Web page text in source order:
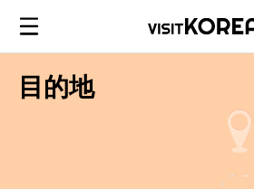
目的地